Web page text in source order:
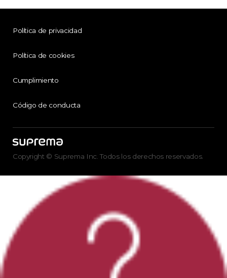
Política de privacidad
Política de cookies
Cumplimiento
Código de conducta
Copyright © Suprema Inc. Todos los derechos reservados.